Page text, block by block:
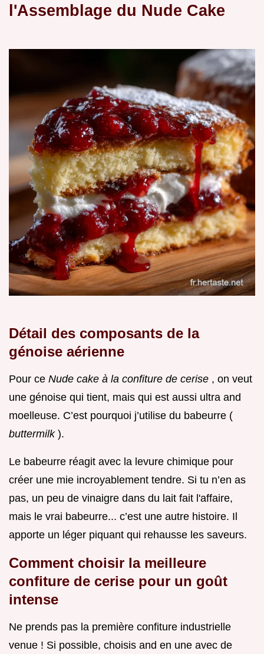
l'Assemblage du Nude Cake
Détail des composants de la
génoise aérienne
Pour ce Nude cake à la confiture de cerise , on veut
une génoise qui tient, mais qui est aussi ultra and
moelleuse. C’est pourquoi j’utilise du babeurre (
buttermilk ).
Le babeurre réagit avec la levure chimique pour
créer une mie incroyablement tendre. Si tu n’en as
pas, un peu de vinaigre dans du lait fait l'affaire,
mais le vrai babeurre... c’est une autre histoire. Il
apporte un léger piquant qui rehausse les saveurs.
Comment choisir la meilleure
confiture de cerise pour un goût
intense
Ne prends pas la première confiture industrielle
venue ! Si possible, choisis and en une avec de